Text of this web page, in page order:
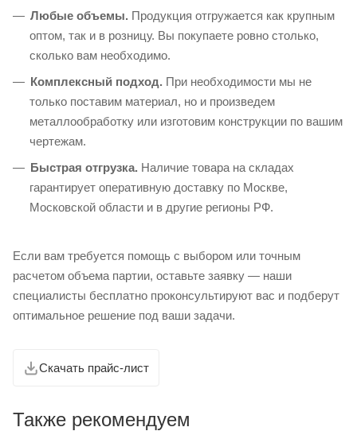
Любые объемы. Продукция отгружается как крупным
оптом, так и в розницу. Вы покупаете ровно столько,
сколько вам необходимо.
Комплексный подход. При необходимости мы не
только поставим материал, но и произведем
металлообработку или изготовим конструкции по вашим
чертежам.
Быстрая отгрузка. Наличие товара на складах
гарантирует оперативную доставку по Москве,
Московской области и в другие регионы РФ.
Если вам требуется помощь с выбором или точным
расчетом объема партии, оставьте заявку — наши
специалисты бесплатно проконсультируют вас и подберут
оптимальное решение под ваши задачи.
Скачать прайс-лист
Также рекомендуем